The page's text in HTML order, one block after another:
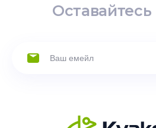
Оставайтесь